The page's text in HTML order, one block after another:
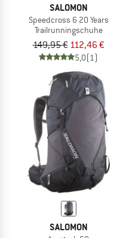
SALOMON
Speedcross 6 20 Years
Trailrunningschuhe
149,95 € 112,46 €
5,0(1)
SALOMON